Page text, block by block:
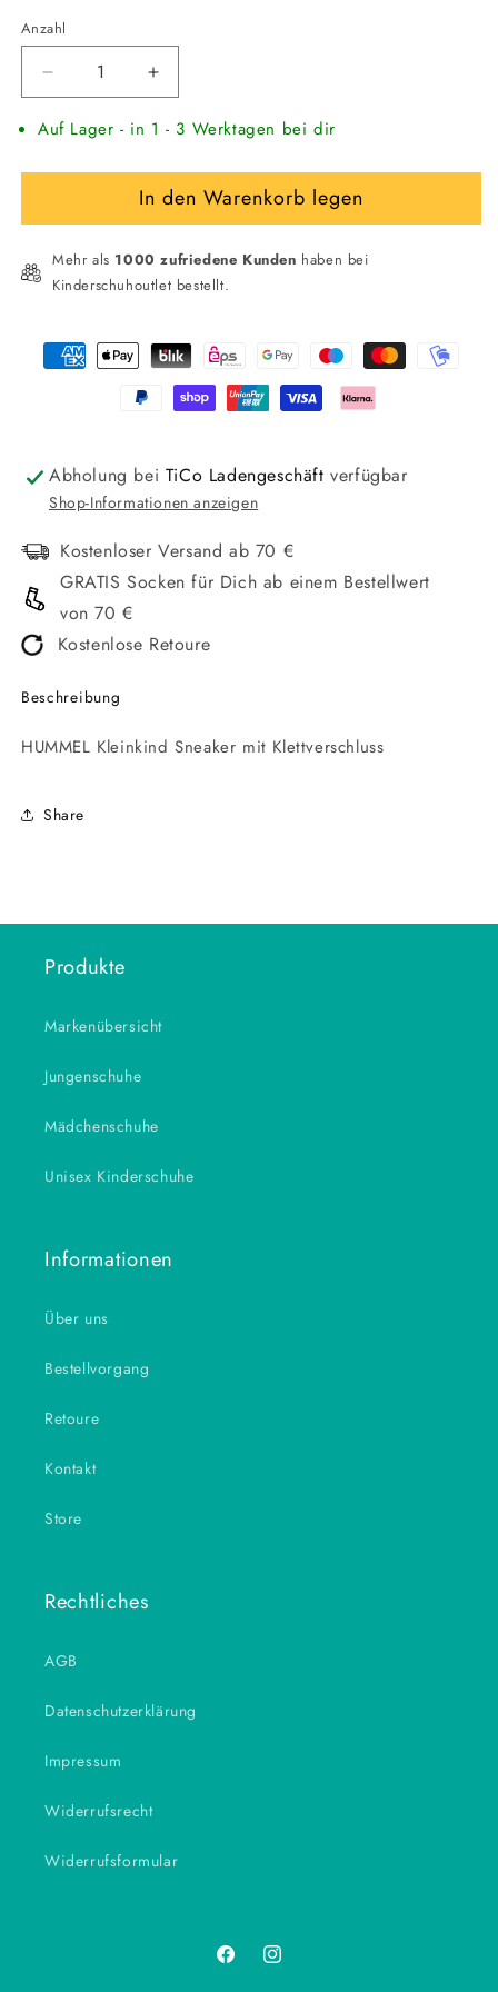
Anzahl
Verringere
die
Menge
HUMMEL
Sneaker
Klettverschluss
Erhöhe
die
Menge
HUMMEL
Kleinkind
Sneaker
Klettverschluss
Auf Lager - in 1 - 3 Werktagen bei dir
In den Warenkorb legen
Mehr als 1000 zufriedene Kunden haben bei
Kinderschuhoutlet bestellt.
Zahlungsmethoden
Abholung bei TiCo Ladengeschäft verfügbar
Shop-Informationen anzeigen
Kostenloser Versand ab 70 €
GRATIS Socken für Dich ab einem Bestellwert
von 70 €
Kostenlose Retoure
Beschreibung
HUMMEL Kleinkind Sneaker mit Klettverschluss
Share
Produkte
Markenübersicht
Jungenschuhe
Mädchenschuhe
Unisex Kinderschuhe
Informationen
Über uns
Bestellvorgang
Retoure
Kontakt
Store
Rechtliches
AGB
Datenschutzerklärung
Impressum
Widerrufsrecht
Widerrufsformular
FacebookInstagram